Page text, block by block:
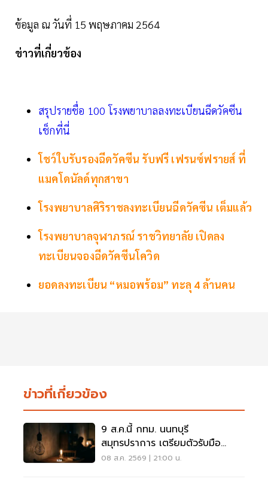
ข้อมูล ณ วันที่ 15 พฤษภาคม 2564
ข่าวที่เกี่ยวข้อง
สรุปรายชื่อ 100 โรงพยาบาลลงทะเบียนฉีดวัคซีน
เช็กที่นี่
โชว์ใบรับรองฉีดวัคซีน รับฟรี เฟรนซ์ฟรายส์ ที่
แมคโดนัลด์ทุกสาขา
โรงพยาบาลศิริราชลงทะเบียนฉีดวัคซีน เต็มแล้ว
โรงพยาบาลจุฬาภรณ์ ราชวิทยาลัย เปิดลง
ทะเบียนจองฉีดวัคซีนโควิด
ยอดลงทะเบียน “หมอพร้อม” ทะลุ 4 ล้านคน
ข่าวที่เกี่ยวข้อง
9 ส.ค.นี้ กทม. นนทบุรี
สมุทรปราการ เตรียมตัวรับมือ
'ไฟฟ้าดับ' หลายจุด
08 ส.ค. 2569 | 21:00 น.